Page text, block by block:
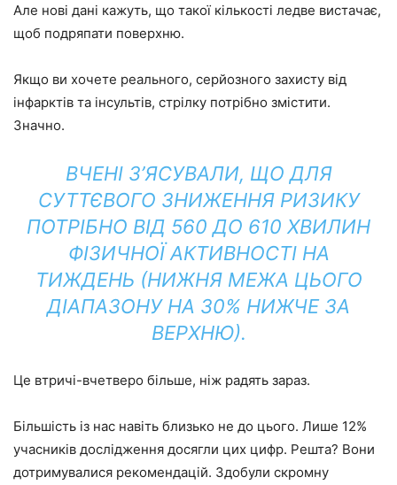
Але нові дані кажуть, що такої кількості ледве вистачає,
щоб подряпати поверхню.
Якщо ви хочете реального, серйозного захисту від
інфарктів та інсультів, стрілку потрібно змістити.
Значно.
ВЧЕНІ З’ЯСУВАЛИ, ЩО ДЛЯ
СУТТЄВОГО ЗНИЖЕННЯ РИЗИКУ
ПОТРІБНО ВІД 560 ДО 610 ХВИЛИН
ФІЗИЧНОЇ АКТИВНОСТІ НА
ТИЖДЕНЬ (НИЖНЯ МЕЖА ЦЬОГО
ДІАПАЗОНУ НА 30% НИЖЧЕ ЗА
ВЕРХНЮ).
Це втричі-вчетверо більше, ніж радять зараз.
Більшість із нас навіть близько не до цього. Лише 12%
учасників дослідження досягли цих цифр. Решта? Вони
дотримувалися рекомендацій. Здобули скромну